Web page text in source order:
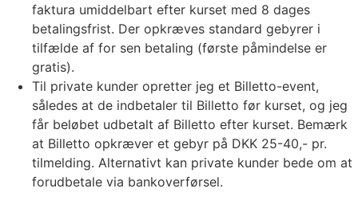
faktura umiddelbart efter kurset med 8 dages
betalingsfrist. Der opkræves standard gebyrer i
tilfælde af for sen betaling (første påmindelse er
gratis).
Til private kunder opretter jeg et Billetto-event,
således at de indbetaler til Billetto før kurset, og jeg
får beløbet udbetalt af Billetto efter kurset. Bemærk
at Billetto opkræver et gebyr på DKK 25-40,- pr.
tilmelding. Alternativt kan private kunder bede om at
forudbetale via bankoverførsel.